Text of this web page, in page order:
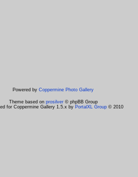
Powered by Coppermine Photo Gallery
Theme based on prosilver© phpBB Group
for Coppermine Gallery 1.5.x by PortalXL Group© 2010